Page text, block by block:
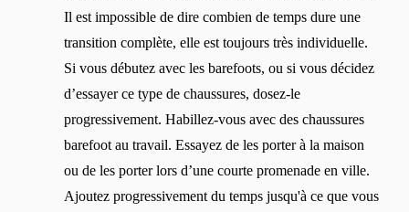
Il est impossible de dire combien de temps dure une
transition complète, elle est toujours très individuelle.
Si vous débutez avec les barefoots, ou si vous décidez
d’essayer ce type de chaussures, dosez-le
progressivement. Habillez-vous avec des chaussures
barefoot au travail. Essayez de les porter à la maison
ou de les porter lors d’une courte promenade en ville.
Ajoutez progressivement du temps jusqu'à ce que vous